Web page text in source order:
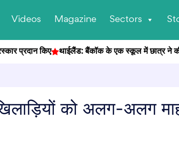
Videos Magazine Sectors
किए थाईलैंड: बैंकॉक के एक स्कूल में छात्र ने की
को अलग-अलग